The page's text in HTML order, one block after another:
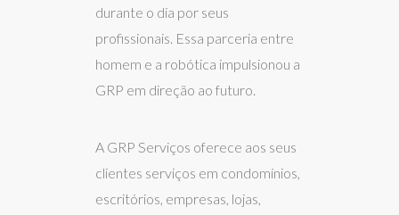
durante o dia por seus
profissionais. Essa parceria entre
homem e a robótica impulsionou a
GRP em direção ao futuro.
A GRP Serviços oferece aos seus
clientes serviços em condomínios,
escritórios, empresas, lojas,